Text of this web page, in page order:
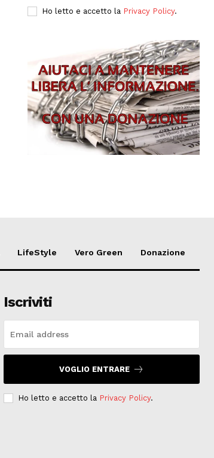
Ho letto e accetto la Privacy Policy.
LifeStyle Vero Green Donazione
Iscriviti
VOGLIO ENTRARE
Ho letto e accetto la Privacy Policy.